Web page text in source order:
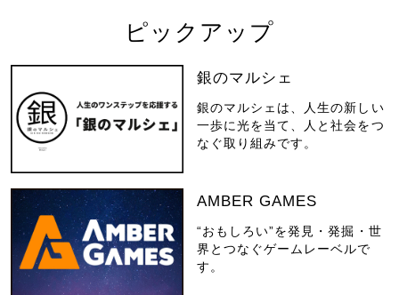
ピックアップ
銀のマルシェ
銀のマルシェは、人生の新しい
一歩に光を当て、人と社会をつ
なぐ取り組みです。
AMBER GAMES
“おもしろい”を発見・発掘・世
界とつなぐゲームレーベルで
す。